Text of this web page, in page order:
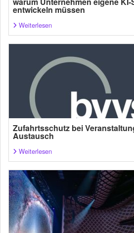
entwickeln müssen
Weiterlesen
Zufahrtsschutz bei
Austausch
Weiterlesen